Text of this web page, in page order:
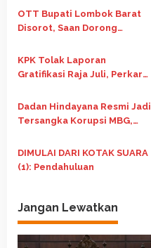
s
i
o
OTT Bupati Lombok Barat
Disorot, Saan Dorong
Integritas Kepala Daerah
KPK Tolak Laporan
Gratifikasi Raja Juli, Perkara
Penyidikan
Dadan Hindayana Resmi Jadi
Tersangka Korupsi MBG,
Ikut Dijerat
DIMULAI DARI KOTAK SUARA
(1): Pendahuluan
Jangan Lewatkan